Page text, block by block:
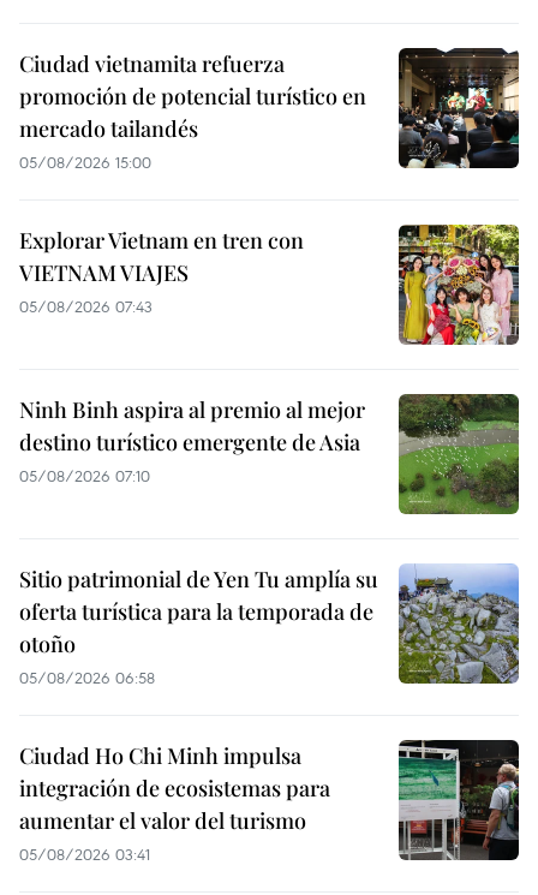
Ciudad vietnamita refuerza
promoción de potencial turístico en
mercado tailandés
05/08/2026 15:00
Explorar Vietnam en tren con
VIETNAM VIAJES
05/08/2026 07:43
Ninh Binh aspira al premio al mejor
destino turístico emergente de Asia
05/08/2026 07:10
Sitio patrimonial de Yen Tu amplía su
oferta turística para la temporada de
otoño
05/08/2026 06:58
Ciudad Ho Chi Minh impulsa
integración de ecosistemas para
aumentar el valor del turismo
05/08/2026 03:41